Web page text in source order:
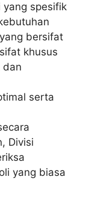
yang spesifik
bersifat
khusus
dan
serta
Divisi
yang biasa